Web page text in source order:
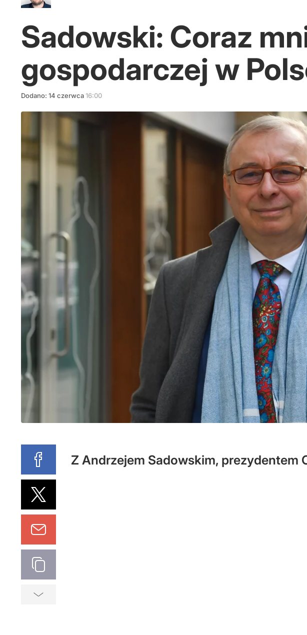
Sadowski: Coraz
gospodarczej w
Dodano: 14 czerwca16:00
Z Andrzejem Sadowskim, prezydentem